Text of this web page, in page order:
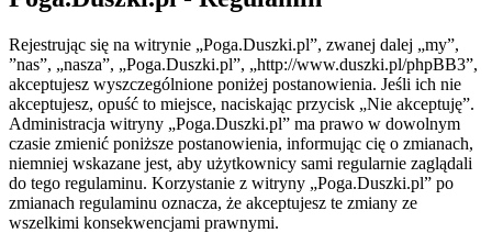
Rejestrując się na witrynie „Poga.Duszki.pl”, zwanej dalej „my”,
”nas”, „nasza”, „Poga.Duszki.pl”, „http://www.duszki.pl/phpBB3”,
akceptujesz wyszczególnione poniżej postanowienia. Jeśli ich nie
akceptujesz, opuść to miejsce, naciskając przycisk „Nie akceptuję”.
Administracja witryny „Poga.Duszki.pl” ma prawo w dowolnym
czasie zmienić poniższe postanowienia, informując cię o zmianach,
niemniej wskazane jest, aby użytkownicy sami regularnie zaglądali
do tego regulaminu. Korzystanie z witryny „Poga.Duszki.pl” po
zmianach regulaminu oznacza, że akceptujesz te zmiany ze
wszelkimi konsekwencjami prawnymi.